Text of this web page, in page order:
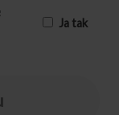
Ja tak